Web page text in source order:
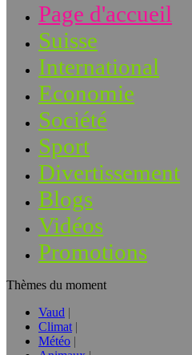
Page d'accueil
Suisse
International
Economie
Société
Sport
Divertissement
Blogs
Vidéos
Promotions
Thèmes du moment
Vaud
Climat
Météo